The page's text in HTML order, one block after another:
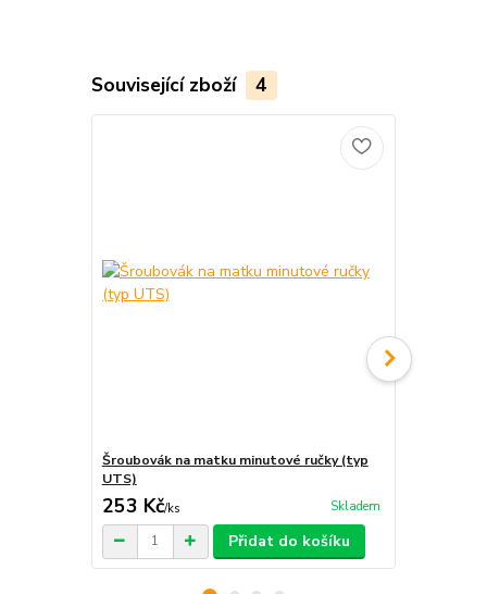
Související zboží 4
Šroubovák na matku minutové ručky (typ
UTS)
253 Kč/ks Skladem
Přidat do košíku